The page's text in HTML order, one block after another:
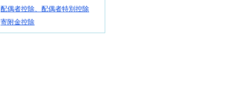
配偶者控除、配偶者特別控除
寄附金控除